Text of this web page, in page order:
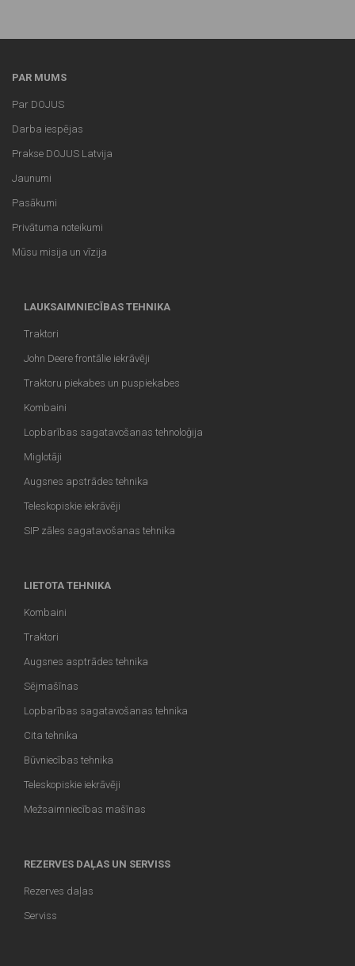
PAR MUMS
Par DOJUS
Darba iespējas
Prakse DOJUS Latvija
Jaunumi
Pasākumi
Privātuma noteikumi
Mūsu misija un vīzija
LAUKSAIMNIECĪBAS TEHNIKA
Traktori
John Deere frontālie iekrāvēji
Traktoru piekabes un puspiekabes
Kombaini
Lopbarības sagatavošanas tehnoloģija
Miglotāji
Augsnes apstrādes tehnika
Teleskopiskie iekrāvēji
SIP zāles sagatavošanas tehnika
LIETOTA TEHNIKA
Kombaini
Traktori
Augsnes asptrādes tehnika
Sējmašīnas
Lopbarības sagatavošanas tehnika
Cita tehnika
Būvniecības tehnika
Teleskopiskie iekrāvēji
Mežsaimniecības mašīnas
REZERVES DAĻAS UN SERVISS
Rezerves daļas
Serviss